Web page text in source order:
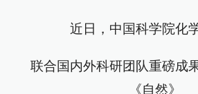
近日，中国科学院化
联合国内外科研团队重磅成
《自然》